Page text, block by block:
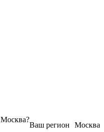
Москва
Ваш регион
Москва?